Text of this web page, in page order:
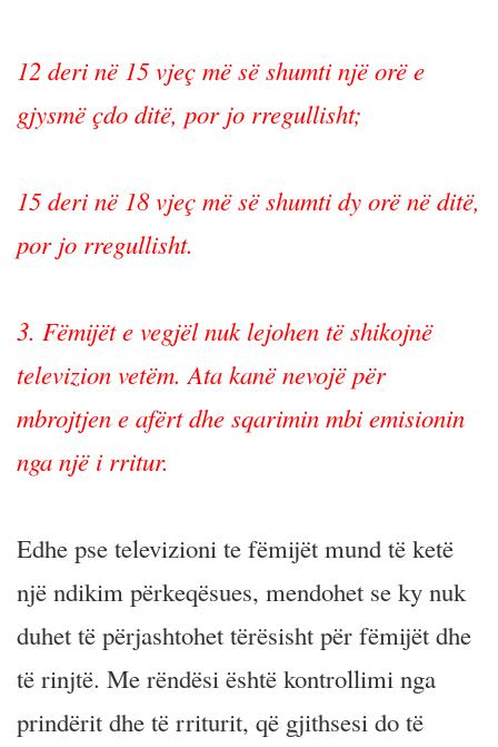
12 deri në 15 vjeç më së shumti një orë e
gjysmë çdo ditë, por jo rregullisht;
15 deri në 18 vjeç më së shumti dy orë në ditë,
por jo rregullisht.
3. Fëmijët e vegjël nuk lejohen të shikojnë
televizion vetëm. Ata kanë nevojë për
mbrojtjen e afërt dhe sqarimin mbi emisionin
nga një i rritur.
Edhe pse televizioni te fëmijët mund të ketë
një ndikim përkeqësues, mendohet se ky nuk
duhet të përjashtohet tërësisht për fëmijët dhe
të rinjtë. Me rëndësi është kontrollimi nga
prindërit dhe të rriturit, që gjithsesi do të